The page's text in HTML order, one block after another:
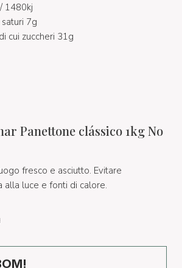
1480kj
7g
cui zuccheri 31g
Panettone clássico 1kg No
fresco e asciutto. Evitare
alla luce e fonti di calore.